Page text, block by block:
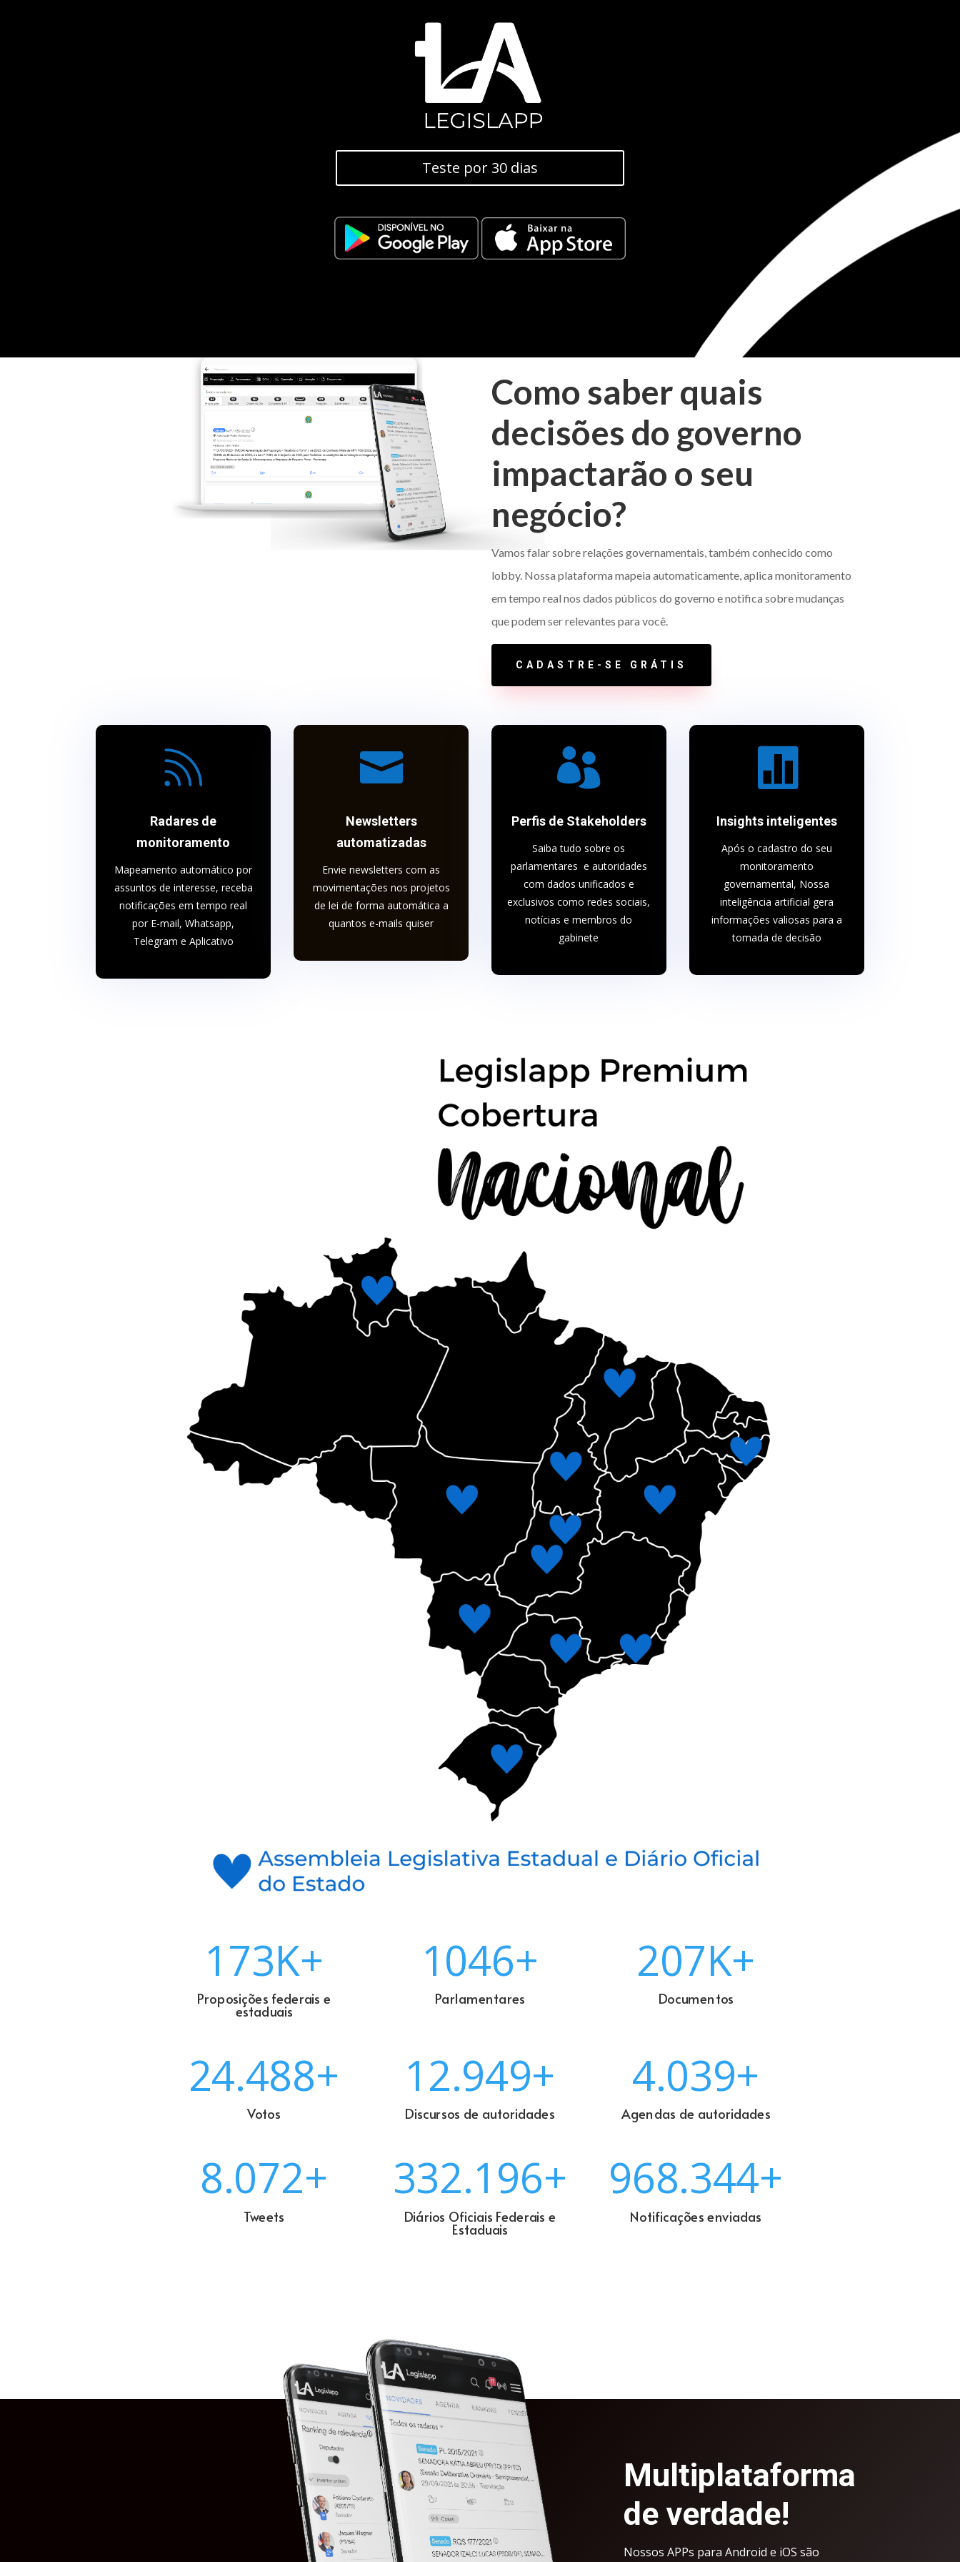
Teste por 30 dias
Como saber quais
decisões do governo
impactarão o seu
negócio?
Vamos falar sobre relações governamentais, também conhecido como
lobby. Nossa plataforma mapeia automaticamente, aplica monitoramento
em tempo real nos dados públicos do governo e notifica sobre mudanças
que podem ser relevantes para você.
CADASTRE-SE GRÁTIS

Radares de
monitoramento
Mapeamento automático por
assuntos de interesse, receba
notificações em tempo real
por E-mail, Whatsapp,
Telegram e Aplicativo

Newsletters
automatizadas
Envie newsletters com as
movimentações nos projetos
de lei de forma automática a
quantos e-mails quiser

Perfis de Stakeholders
Saiba tudo sobre os
parlamentares e autoridades
com dados unificados e
exclusivos como redes sociais,
notícias e membros do
gabinete

Insights inteligentes
Após o cadastro do seu
monitoramento
governamental, Nossa
inteligência artificial gera
informações valiosas para a
tomada de decisão
173K+
Proposições federais e
estaduais
1046+
Parlamentares
207K+
Documentos
24.488+
Votos
12.949+
Discursos de autoridades
4.039+
Agendas de autoridades
8.072+
Tweets
332.196+
Diários Oficiais Federais e
Estaduais
968.344+
Notificações enviadas
Multiplataforma
de verdade!
Nossos APPs para Android e iOS são